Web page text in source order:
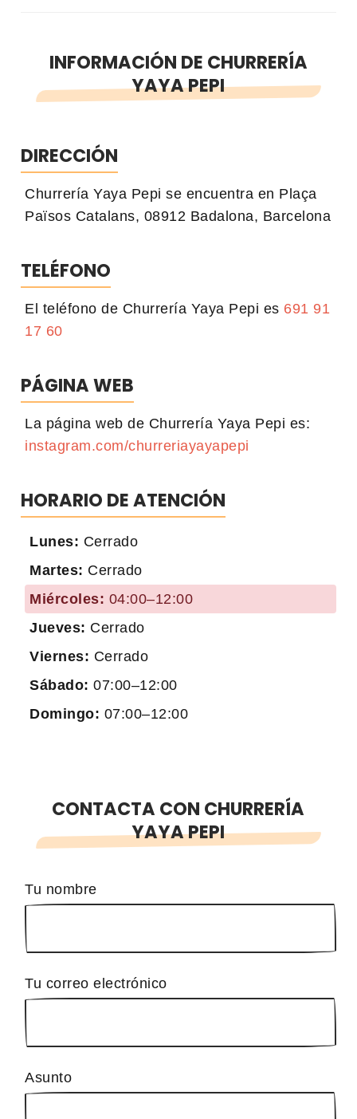
INFORMACIÓN DE CHURRERÍA
YAYA PEPI
DIRECCIÓN
Churrería Yaya Pepi se encuentra en Plaça
Països Catalans, 08912 Badalona, Barcelona
TELÉFONO
El teléfono de Churrería Yaya Pepi es 691 91
17 60
PÁGINA WEB
La página web de Churrería Yaya Pepi es:
instagram.com/churreriayayapepi
HORARIO DE ATENCIÓN
Lunes: Cerrado
Martes: Cerrado
Miércoles: 04:00–12:00
Jueves: Cerrado
Viernes: Cerrado
Sábado: 07:00–12:00
Domingo: 07:00–12:00
CONTACTA CON CHURRERÍA
YAYA PEPI
Tu nombre
Tu correo electrónico
Asunto